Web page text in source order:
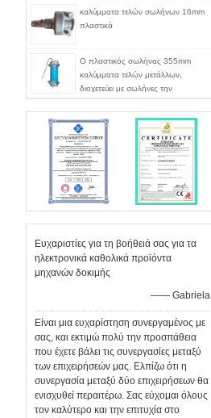
καλύμματα τελών σωλήνων 16mm
πλαστικά
Ο πλαστικός σωλήνας 355mm
καλύμματα τελών μετάλλων,
διοχετεύει με σωλήνες την
υδροστατική ΚΑΠ τελών εξεταστικού
Ευχαριστίες για τη βοήθειά σας για τα
ηλεκτρονικά καθολικά προϊόντα
μηχανών δοκιμής
—— Gabriela
Είναι μια ευχαρίστηση συνεργαμένος με
σας, και εκτιμώ πολύ την προσπάθεια
που έχετε βάλει τις συνεργασίες μεταξύ
των επιχειρήσεών μας. Ελπίζω ότι η
συνεργασία μεταξύ δύο επιχειρήσεων θα
ενισχυθεί περαιτέρω. Σας εύχομαι όλους
τον καλύτερο και την επιτυχία στο